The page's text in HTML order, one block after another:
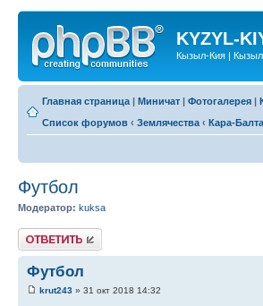
KYZYL-
Кызыл-Кия |
Главная страница | Миничат | Фотогалерея |
Список форумов ‹ Землячества ‹ Кара-Балта
Футбол
Модератор: kuksa
Ответить
Футбол
krut243 » 31 окт 2018 14:32